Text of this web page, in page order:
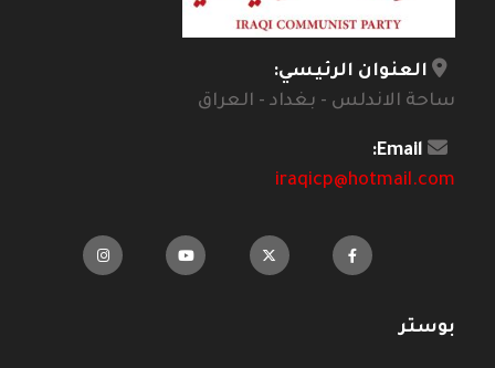
العنوان الرئيسي:
ساحة الاندلس - بغداد - العراق
Email:
iraqicp@hotmail.com
بوستر